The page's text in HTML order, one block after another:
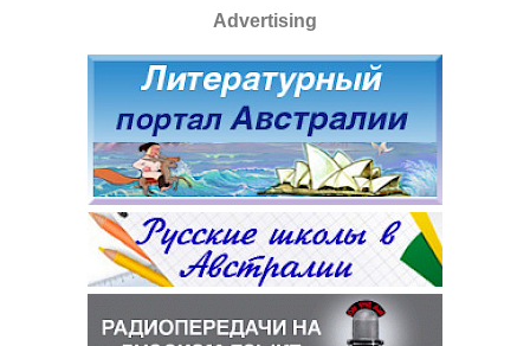
Advertising